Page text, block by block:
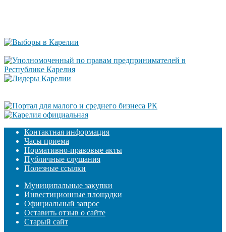
Контактная информация
Часы приема
Нормативно-правовые акты
Публичные слушания
Полезные ссылки
Муниципальные закупки
Инвестиционные площадки
Официальный запрос
Оставить отзыв о сайте
Старый сайт